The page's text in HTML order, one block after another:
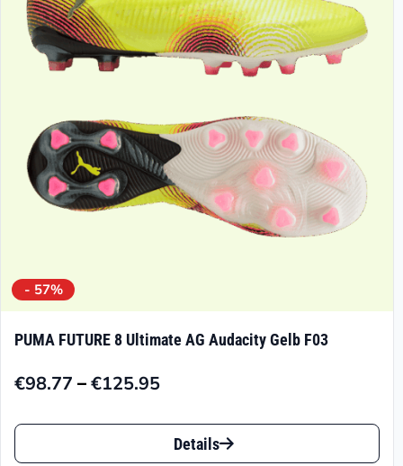
Optionen
können
Produktseite
gewählt
werden
- 57%
PUMA FUTURE 8 Ultimate AG Audacity Gelb F03
€98.77 –€125.95
Preisspanne:
€98.77
Dieses
Produkt
Details